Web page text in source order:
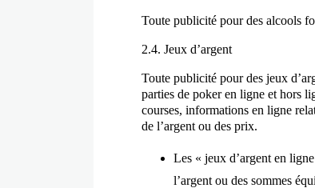
Toute publicité pour des alcools
2.4. Jeux d’argent
Toute publicité pour des jeux
parties de poker en ligne et hors
courses, informations en ligne
de l’argent ou des prix.
Les « jeux d’argent en
l’argent ou des sommes